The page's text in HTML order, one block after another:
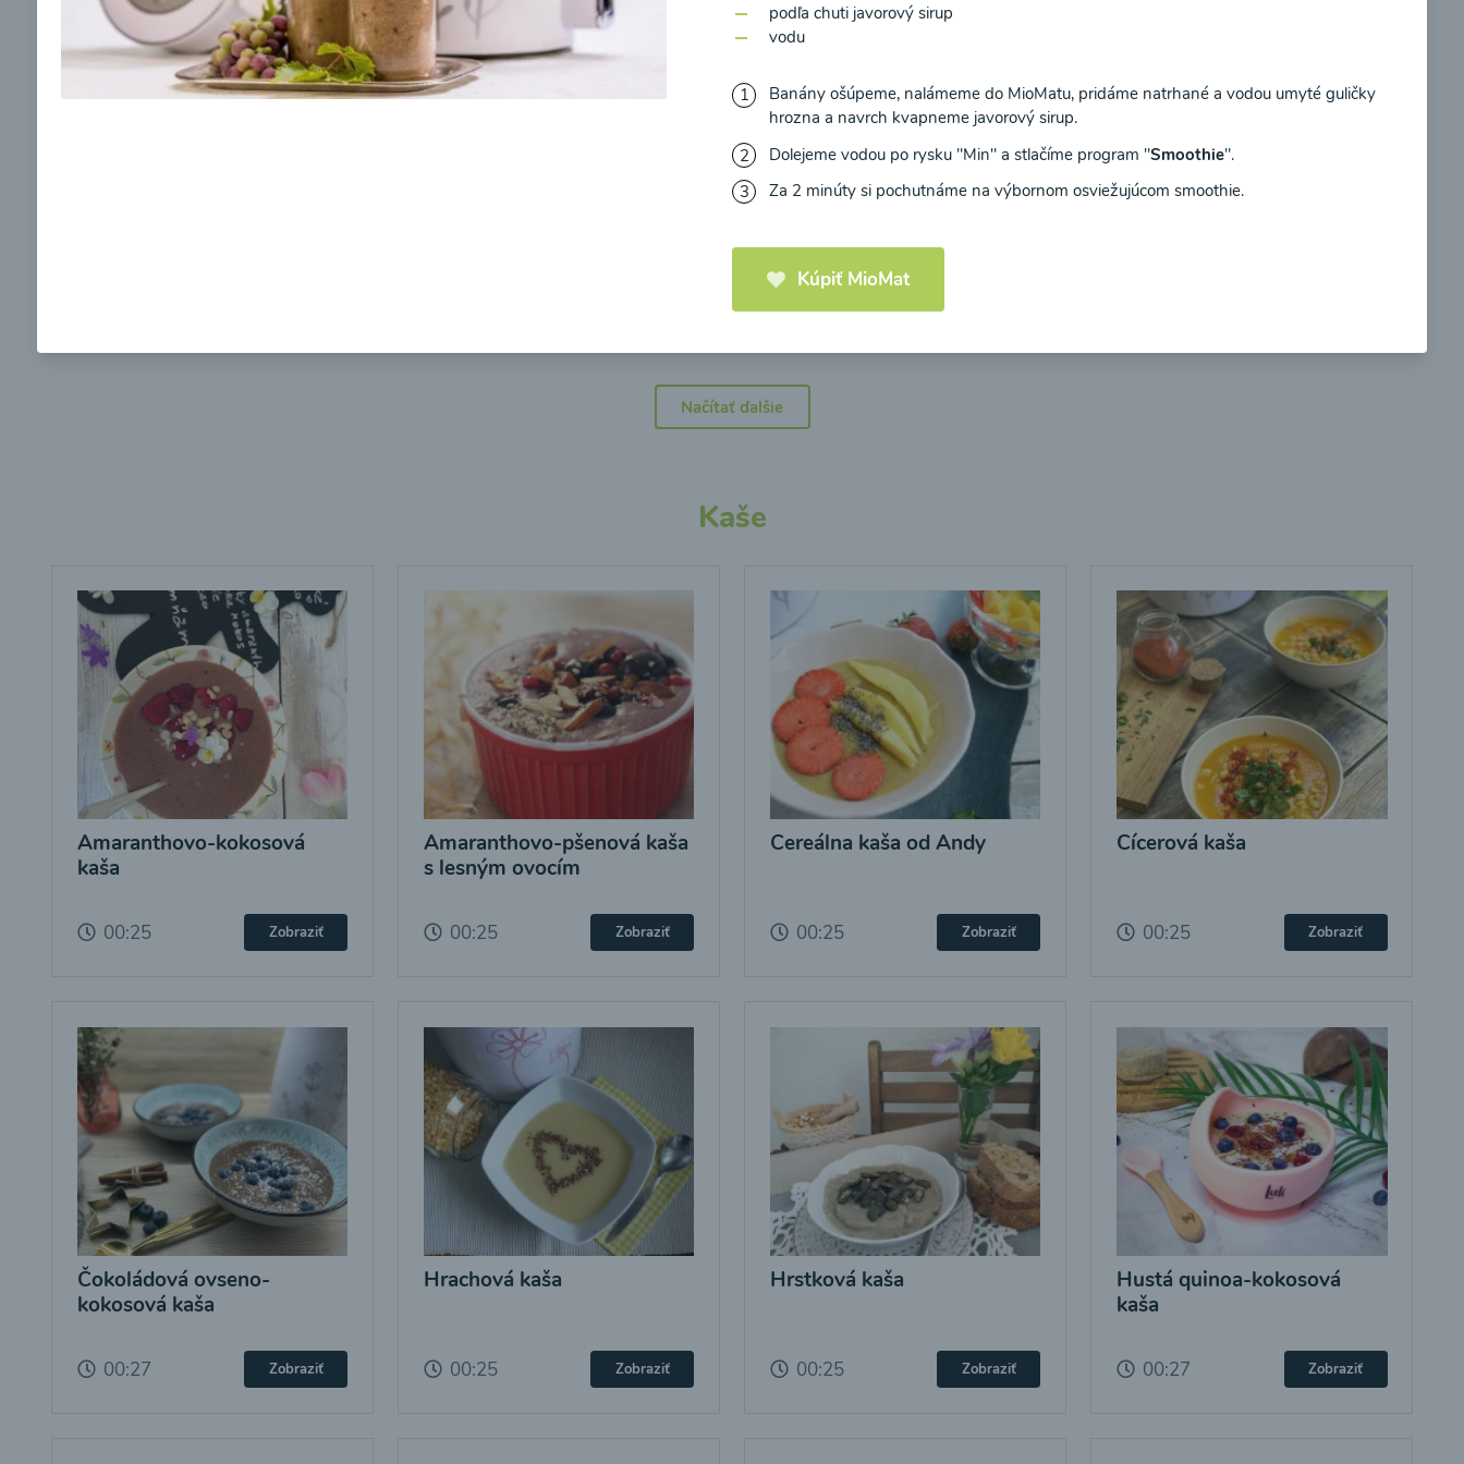
Brokolicová polievka so
syrom
00:25
Brokolicové cappuccino
Načítať ďalšie
Kaše
Amaranthovo-kokosová
kaša
00:25 Zobraziť
Amaranthovo-pšenová kaša
s lesným ovocím
00:25 Zobraziť
Cereálna kaša od Andy
00:25 Zobraziť
Cícerová kaša
00:25 Zobraziť
Čokoládová ovseno-
kokosová kaša
00:27 Zobraziť
Hrachová kaša
00:25 Zobraziť
Hrstková kaša
00:25 Zobraziť
Hustá quinoa-kokosová
kaša
00:27 Zobraziť
podľa chuti javorový sirup
vodu
Banány ošúpeme, nalámeme do MioMatu, pridáme natrhané a vodou umyté guličky
hrozna a navrch kvapneme javorový sirup.
Dolejeme vodou po rysku "Min" a stlačíme program "Smoothie".
Za 2 minúty si pochutnáme na výbornom osviežujúcom smoothie.
Kúpiť MioMat
Ochrane osobných údajov
a súhlasím s nimi.